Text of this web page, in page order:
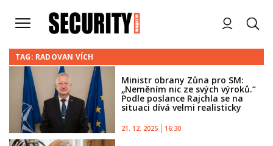
TAG: RADOVAN VÍCH
Ministr obrany Zůna pro SM:
„Neměním nic ze svých výroků.“
Podle poslance Rajchla se na
situaci dívá velmi realisticky
21. 12. 2025 16:30